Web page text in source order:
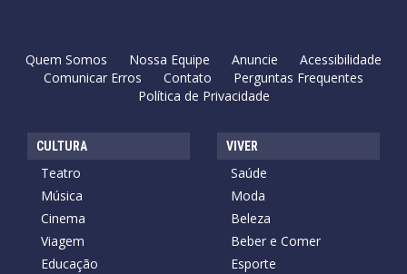
Quem Somos Nossa Equipe Anuncie
Acessibilidade
Comunicar Erros
Contato
Perguntas Frequentes
Política de Privacidade
CULTURA
Teatro
Música
Cinema
Viagem
Educação
VIVER
Saúde
Moda
Beleza
Beber e Comer
Esporte